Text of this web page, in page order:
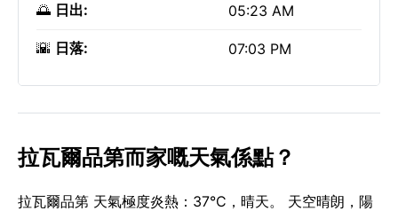
🌅 日出: 05:23 AM
🌇 日落: 07:03 PM
拉瓦爾品第而家嘅天氣係點？
拉瓦爾品第 天氣極度炎熱：37°C，晴天。 天空晴朗，陽